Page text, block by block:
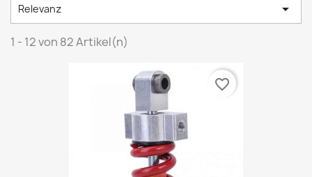
Relevanz 
1 - 12 von 82 Artikel(n)
favorite_border